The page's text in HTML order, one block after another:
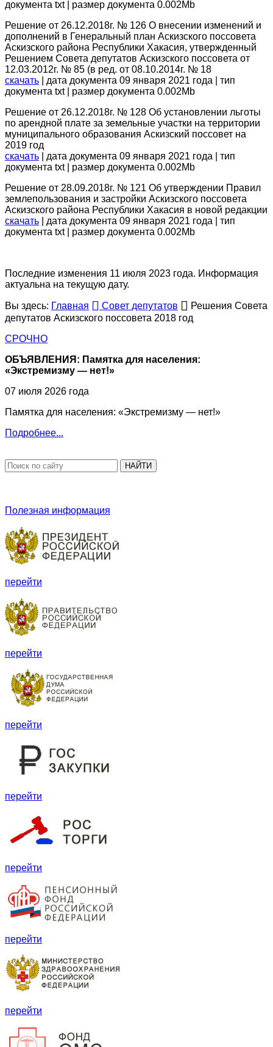
документа txt | размер документа 0.002Mb
Решение от 26.12.2018г. № 126 О внесении изменений и
дополнений в Генеральный план Аскизского поссовета
Аскизского района Республики Хакасия, утвержденный
Решением Совета депутатов Аскизского поссовета от
12.03.2012г. № 85 (в ред. от 08.10.2014г. № 18
скачать | дата документа 09 января 2021 года | тип
документа txt | размер документа 0.002Mb
Решение от 26.12.2018г. № 128 Об установлении льготы
по арендной плате за земельные участки на территории
муниципального образования Аскизский поссовет на
2019 год
скачать | дата документа 09 января 2021 года | тип
документа txt | размер документа 0.002Mb
Решение от 28.09.2018г. № 121 Об утверждении Правил
землепользования и застройки Аскизского поссовета
Аскизского района Республики Хакасия в новой редакции
скачать | дата документа 09 января 2021 года | тип
документа txt | размер документа 0.002Mb
Последние изменения 11 июля 2023 года. Информация
актуальна на текущую дату.
Вы здесь: Главная Совет депутатов
Решения Совета
депутатов Аскизского поссовета 2018 год
СРОЧНО
ОБЪЯВЛЕНИЯ: Памятка для населения:
«Экстремизму — нет!»
07 июля 2026 года
Памятка для населения: «Экстремизму — нет!»
Подробнее...
НАЙТИ
Полезная информация
перейти
перейти
перейти
перейти
перейти
перейти
перейти